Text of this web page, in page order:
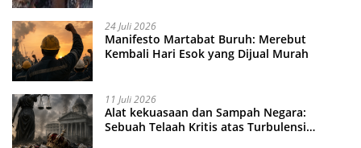
24 Juli 2026
Manifesto Martabat Buruh: Merebut
Kembali Hari Esok yang Dijual Murah
11 Juli 2026
Alat kekuasaan dan Sampah Negara:
Sebuah Telaah Kritis atas Turbulensi